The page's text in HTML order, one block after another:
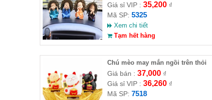
Giá sỉ VIP : 35,200₫
Mã SP: 5325
Xem chi tiết
Tạm hết hàng
Chú mèo may mắn ngồi trên thỏi
vàng
Giá bán : 37,000₫
Giá sỉ VIP : 36,260₫
Mã SP: 7518